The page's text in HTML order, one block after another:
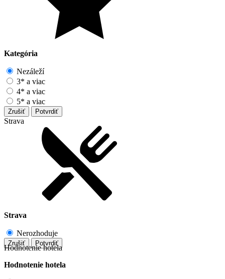
Kategória
Nezáleží
3* a viac
4* a viac
5* a viac
Zrušiť Potvrdiť
Strava
Strava
Nerozhoduje
Zrušiť Potvrdiť
Hodnotenie hotela
Hodnotenie hotela